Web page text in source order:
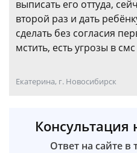
выписать его оттуда,
второй раз и дать
сделать без согласия
мстить, есть угрозы в смс
Екатерина, г. Новосибирск
Ответ на сайте в